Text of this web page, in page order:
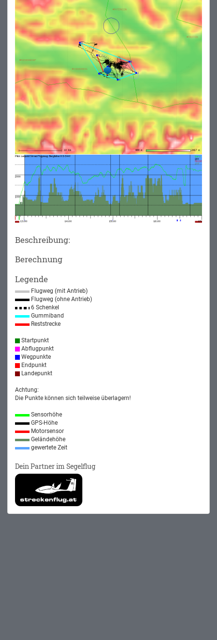
Beschreibung:
Berechnung
Legende
Flugweg (mit Antrieb)
Flugweg (ohne Antrieb)
6 Schenkel
Gummiband
Reststrecke
Startpunkt
Abflugpunkt
Wegpunkte
Endpunkt
Landepunkt
Achtung:
Die Punkte können sich teilweise überlagern!
Sensorhöhe
GPS-Höhe
Motorsensor
Geländehöhe
gewertete Zeit
Dein Partner im Segelflug